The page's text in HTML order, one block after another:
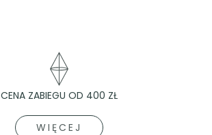
CENA ZABIEGU OD 400 ZŁ
WIĘCEJ